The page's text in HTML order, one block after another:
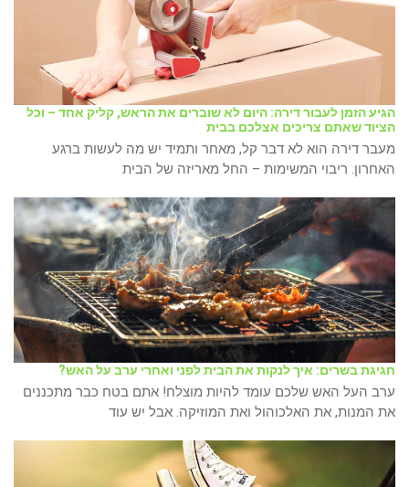
הגיע הזמן לעבור דירה: היום לא שוברים את הראש, קליק אחד – וכל
הציוד שאתם צריכים אצלכם בבית
מעבר דירה הוא לא דבר קל, מאחר ותמיד יש מה לעשות ברגע
האחרון. ריבוי המשימות – החל מאריזה של הבית
חגיגת בשרים: איך לנקות את הבית לפני ואחרי ערב על האש?
ערב העל האש שלכם עומד להיות מוצלח! אתם בטח כבר מתכננים
את המנות, את האלכוהול ואת המוזיקה. אבל יש עוד